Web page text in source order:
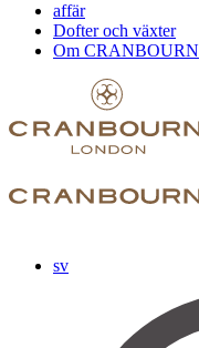
affär
Dofter och växter
Om CRANBOURN
sv